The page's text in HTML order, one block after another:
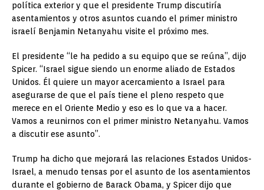
política exterior y que el presidente Trump discutiría
asentamientos y otros asuntos cuando el primer ministro
israelí Benjamin Netanyahu visite el próximo mes.
El presidente “le ha pedido a su equipo que se reúna”, dijo
Spicer. “Israel sigue siendo un enorme aliado de Estados
Unidos. Él quiere un mayor acercamiento a Israel para
asegurarse de que el país tiene el pleno respeto que
merece en el Oriente Medio y eso es lo que va a hacer.
Vamos a reunirnos con el primer ministro Netanyahu. Vamos
a discutir ese asunto”.
Trump ha dicho que mejorará las relaciones Estados Unidos-
Israel, a menudo tensas por el asunto de los asentamientos
durante el gobierno de Barack Obama, y Spicer dijo que